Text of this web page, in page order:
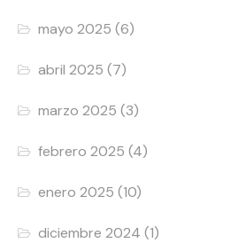
mayo 2025 (6)
abril 2025 (7)
marzo 2025 (3)
febrero 2025 (4)
enero 2025 (10)
diciembre 2024 (1)